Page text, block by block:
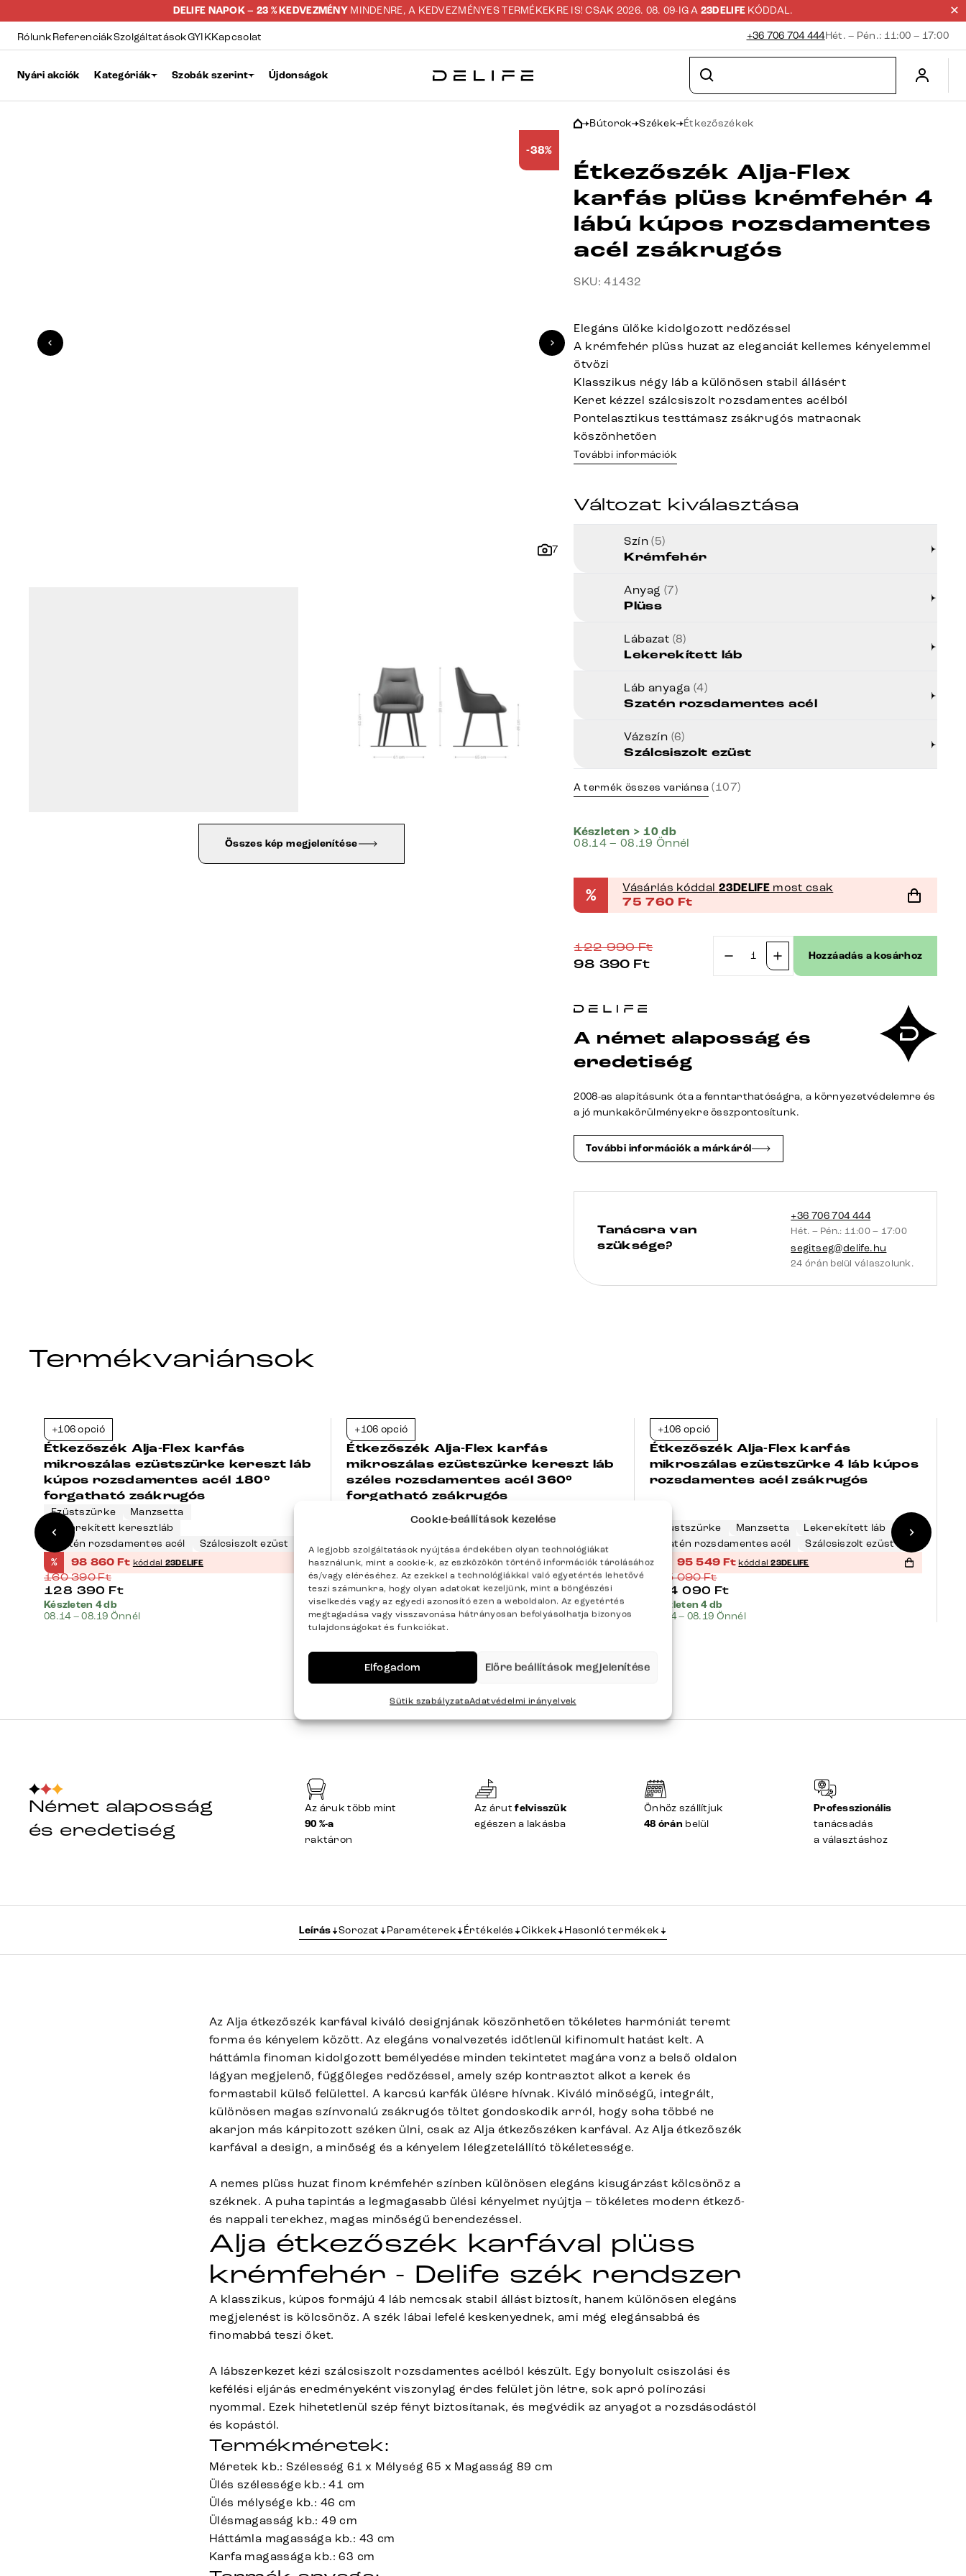
Cookie-beállítások kezelése
A legjobb szolgáltatások nyújtása érdekében olyan technológiákat
használunk, mint a cookie-k, az eszközökön történő információk tárolásához
és/vagy eléréséhez. Az ezekkel a technológiákkal való egyetértés lehetővé
teszi számunkra, hogy olyan adatokat kezeljünk, mint a böngészési
viselkedés vagy az egyedi azonosító ezen a weboldalon. Az egyetértés
megtagadása vagy visszavonása hátrányosan befolyásolhatja bizonyos
tulajdonságokat és funkciókat.
Elfogadom Előre beállítások megjelenítése
Sütik szabályzataAdatvédelmi irányelvek
DELIFE NAPOK – 23 % KEDVEZMÉNYMINDENRE, A KEDVEZMÉNYES TERMÉKEKRE IS! CSAK 2026. 08. 09-IG A 23DELIFE KÓDDAL.
RólunkReferenciákSzolgáltatásokGYIKKapcsolat +36 706 704 444Hét. – Pén.: 11:00 – 17:00
Nyári akciók Kategóriák Szobák szerint Újdonságok
7
-38%
Összes kép megjelenítése
Bútorok Székek Étkezőszékek
Étkezőszék Alja-Flex
karfás plüss krémfehér 4
lábú kúpos rozsdamentes
acél zsákrugós
SKU: 41432
Elegáns ülőke kidolgozott redőzéssel
A krémfehér plüss huzat az eleganciát kellemes kényelemmel
ötvözi
Klasszikus négy láb a különösen stabil állásért
Keret kézzel szálcsiszolt rozsdamentes acélból
Pontelasztikus testtámasz zsákrugós matracnak
köszönhetően
További információk
Változat kiválasztása
Szín(5)
Krémfehér
Anyag (7)
Plüss
Lábazat (8)
Lekerekített láb
Láb anyaga (4)
Szatén rozsdamentes acél
Vázszín (6)
Szálcsiszolt ezüst
A termék összes variánsa (107)
Készleten > 10 db
08.14 – 08.19 Önnél
% Vásárlás kóddal 23DELIFE most csak
75 760 Ft
122 990Ft
98 390 Ft
Étkezőszék
plüss
kúpos
acél
zsákrugós
Hozzáadás a kosárhoz
A német alaposság és
eredetiség
2008-as alapításunk óta a fenntarthatóságra, a környezetvédelemre és
a jó munkakörülményekre összpontosítunk.
További információk a márkáról
Tanácsra van
szüksége?
+36 706 704 444
Hét. – Pén.: 11:00 – 17:00
segitseg@delife.hu
24 órán belül válaszolunk.
Termékvariánsok
+106 opció
Étkezőszék Alja-Flex karfás
mikroszálas ezüstszürke kereszt láb
kúpos rozsdamentes acél 180°
forgatható zsákrugós
Ezüstszürke
Manzsetta
Lekerekített keresztláb
Szatén rozsdamentes acél
Szálcsiszolt ezüst
% 98 860 Ft kóddal 23DELIFE
160 390Ft
128 390 Ft
Készleten 4 db
08.14 – 08.19 Önnél
+106 opció
Étkezőszék Alja-Flex karfás
mikroszálas ezüstszürke kereszt láb
széles rozsdamentes acél 360°
forgatható zsákrugós
Szatén rozsdamentes acél
Szálcsiszolt ezüst
% 102 094Ft kóddal23DELIFE
132 590 Ft
Készleten 4 db
08.14 – 08.19 Önnél
+106 opció
Étkezőszék Alja-Flex karfás
mikroszálas ezüstszürke 4 láb kúpos
rozsdamentes acél zsákrugós
Ezüstszürke Manzsetta
Lekerekített láb
Szatén rozsdamentes acél
Szálcsiszolt ezüst
95 549 Ft kóddal23DELIFE
155 090Ft
124 090 Ft
Készleten 4 db
08.14 – 08.19 Önnél
Német alaposság
és eredetiség
Az áruk több mint
90 %-a
raktáron
Az árutfelvisszük
egészen a lakásba
Önhöz szállítjuk
48 órán belül
Professzionális
tanácsadás
a választáshoz
Leírás Sorozat Paraméterek Értékelés Cikkek Hasonló termékek
Az Alja étkezőszék karfával kiváló designjának köszönhetően tökéletes harmóniát teremt
forma és kényelem között. Az elegáns vonalvezetés időtlenül kifinomult hatást kelt. A
háttámla finoman kidolgozott bemélyedése minden tekintetet magára vonz a belső oldalon
lágyan megjelenő, függőleges redőzéssel, amely szép kontrasztot alkot a kerek és
formastabil külső felülettel. A karcsú karfák ülésre hívnak. Kiváló minőségű, integrált,
különösen magas színvonalú zsákrugós töltet gondoskodik arról, hogy soha többé ne
akarjon más kárpitozott széken ülni, csak az Alja étkezőszéken karfával. Az Alja étkezőszék
karfával a design, a minőség és a kényelem lélegzetelállító tökéletessége.
A nemes plüss huzat finom krémfehér színben különösen elegáns kisugárzást kölcsönöz a
széknek. A puha tapintás a legmagasabb ülési kényelmet nyújtja – tökéletes modern étkező-
és nappali terekhez, magas minőségű berendezéssel.
Alja étkezőszék karfával plüss
krémfehér - Delife szék rendszer
A klasszikus, kúpos formájú 4 láb nemcsak stabil állást biztosít, hanem különösen elegáns
megjelenést is kölcsönöz. A szék lábai lefelé keskenyednek, ami még elegánsabbá és
finomabbá teszi őket.
A lábszerkezet kézi szálcsiszolt rozsdamentes acélból készült. Egy bonyolult csiszolási és
kefélési eljárás eredményeként viszonylag érdes felület jön létre, sok apró polírozási
nyommal. Ezek hihetetlenül szép fényt biztosítanak, és megvédik az anyagot a rozsdásodástól
és kopástól.
Termékméretek:
Méretek kb.: Szélesség 61 x Mélység 65 x Magasság 89 cm
Ülés szélessége kb.: 41 cm
Ülés mélysége kb.: 46 cm
Ülésmagasság kb.: 49 cm
Háttámla magassága kb.: 43 cm
Karfa magassága kb.: 63 cm